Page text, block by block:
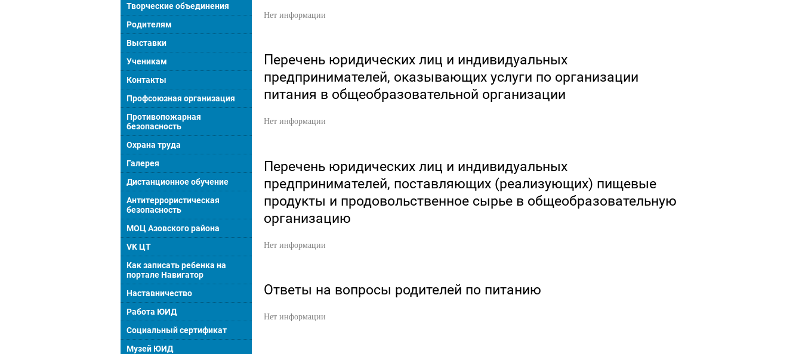
Творческие объединения
Родителям
Выставки
Ученикам
Контакты
Профсоюзная организация
Противопожарная
безопасность
Охрана труда
Галерея
Дистанционное обучение
Антитеррористическая
безопасность
МОЦ Азовского района
VK ЦТ
Как записать ребенка на
портале Навигатор
Наставничество
Работа ЮИД
Социальный сертификат
Музей ЮИД
Нет информации
Перечень юридических лиц и индивидуальных
предпринимателей, оказывающих услуги по организации
питания в общеобразовательной организации
Нет информации
Перечень юридических лиц и индивидуальных
предпринимателей, поставляющих (реализующих) пищевые
продукты и продовольственное сырье в общеобразовательную
организацию
Нет информации
Ответы на вопросы родителей по питанию
Нет информации